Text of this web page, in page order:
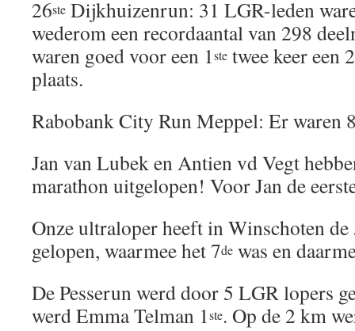
26ste Dijkhuizenrun: 31 LGR-leden
wederom een recordaantal van 298
waren goed voor een 1ste twee keer een 2
plaats.
Rabobank City Run Meppel: Er waren
Jan van Lubek en Antien vd Vegt
marathon uitgelopen! Voor Jan de
Onze ultraloper heeft in Winschoten
gelopen, waarmee het 7de was en
De Pesserun werd door 5 LGR lopers
werd Emma Telman 1ste. Op de 2 km